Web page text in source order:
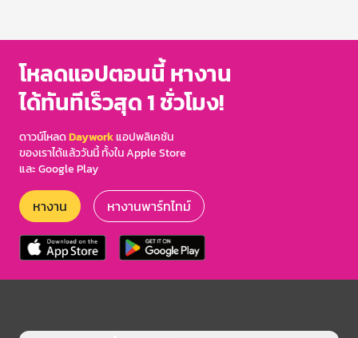
โหลดแอปตอนนี้ หางาน
ได้ทันทีเร็วสุด 1 ชั่วโมง!
ดาวน์โหลดDayworkแอปพลิเคชัน
ของเราได้แล้ววันนี้ ทั้งใน Apple Store
และ Google Play
หางาน หางานพาร์ทไทม์